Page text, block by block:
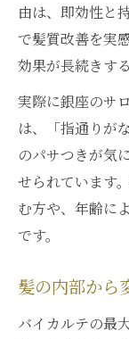
由は、即効性と
で髪質改善を実
効果が長続きす
実際に銀座のサ
は、「指通りが
のパサつきが気
せられています
む方や、年齢に
です。
髪の内部から
バイカルテの最